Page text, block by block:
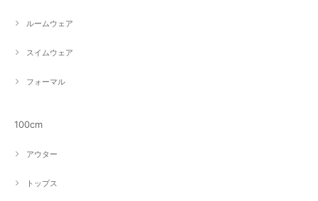
ルームウェア
スイムウェア
フォーマル
100cm
アウター
トップス